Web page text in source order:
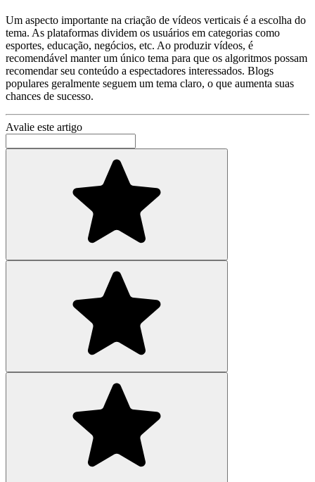
Um aspecto importante na criação de vídeos verticais é a escolha do
tema. As plataformas dividem os usuários em categorias como
esportes, educação, negócios, etc. Ao produzir vídeos, é
recomendável manter um único tema para que os algoritmos possam
recomendar seu conteúdo a espectadores interessados. Blogs
populares geralmente seguem um tema claro, o que aumenta suas
chances de sucesso.
Avalie este artigo